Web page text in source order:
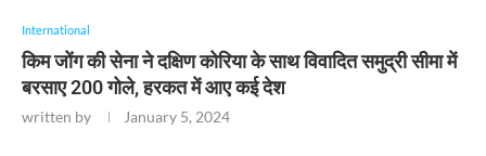
International
किम जोंग की सेना ने दक्षिण कोरिया के साथ विवादित समुद्री सीमा में
बरसाए 200 गोले, हरकत में आए कई देश
written by January 5, 2024